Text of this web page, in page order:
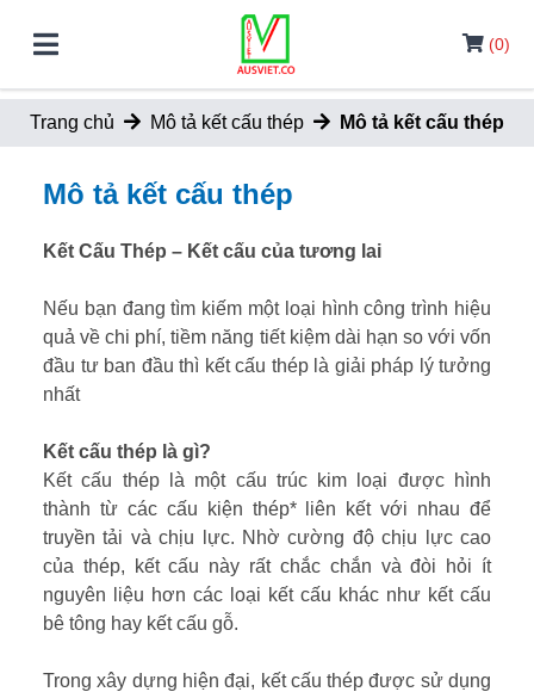
(0)
Trang chủ Mô tả kết cấu thép Mô tả kết cấu thép
Mô tả kết cấu thép
Kết Cấu Thép – Kết cấu của tương lai
Nếu bạn đang tìm kiếm một loại hình công trình hiệu
quả về chi phí, tiềm năng tiết kiệm dài hạn so với vốn
đầu tư ban đầu thì kết cấu thép là giải pháp lý tưởng
nhất
Kết cấu thép là gì?
Kết cấu thép là một cấu trúc kim loại được hình
thành từ các cấu kiện thép* liên kết với nhau để
truyền tải và chịu lực. Nhờ cường độ chịu lực cao
của thép, kết cấu này rất chắc chắn và đòi hỏi ít
nguyên liệu hơn các loại kết cấu khác như kết cấu
bê tông hay kết cấu gỗ.
Trong xây dựng hiện đại, kết cấu thép được sử dụng